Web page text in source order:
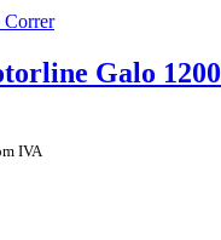
Correr
Galo 1200
IVA